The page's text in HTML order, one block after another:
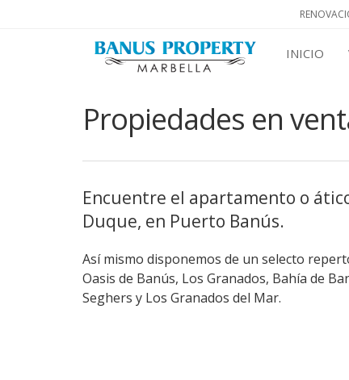
INICIO
Propiedades en
Encuentre el apartamento o
Duque, en Puerto Banús.
Así mismo disponemos de un selecto
Oasis de Banús, Los Granados, Bahía de
Seghers y Los Granados del Mar.